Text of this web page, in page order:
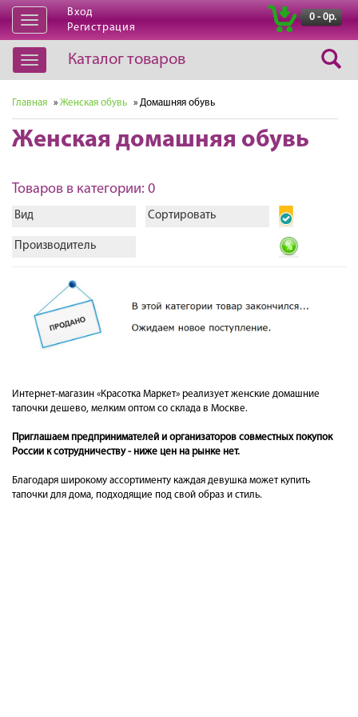
Открыть
навигацию
Вход
Регистрация
0 - 0р.
Открыть
навигацию
Каталог товаров
Главная » Женская обувь » Домашняя обувь
Женская домашняя обувь
Товаров в категории: 0
Вид Сортировать
Производитель
Интернет-магазин «Красотка Маркет» реализует женские домашние
тапочки дешево, мелким оптом со склада в Москве.
Приглашаем предпринимателей и организаторов совместных покупок
России к сотрудничеству - ниже цен на рынке нет.
Благодаря широкому ассортименту каждая девушка может купить
тапочки для дома, подходящие под свой образ и стиль.